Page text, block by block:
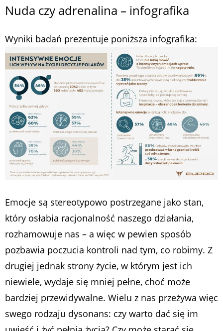
Nuda czy adrenalina – infografika
Wyniki badań prezentuje poniższa infografika:
Emocje są stereotypowo postrzegane jako stan,
który osłabia racjonalność naszego działania,
rozhamowuje nas – a więc w pewien sposób
pozbawia poczucia kontroli nad tym, co robimy. Z
drugiej jednak strony życie, w którym jest ich
niewiele, wydaje się mniej pełne, choć może
bardziej przewidywalne. Wielu z nas przeżywa więc
swego rodzaju dysonans: czy warto dać się im